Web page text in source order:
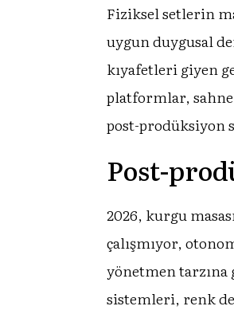
Fiziksel setlerin
uygun duygusal
kıyafetleri giyen
platformlar,
post-prodüksiyon
Post-
2026, kurgu
çalışmıyor,
yönetmen tarzına
sistemleri, renk